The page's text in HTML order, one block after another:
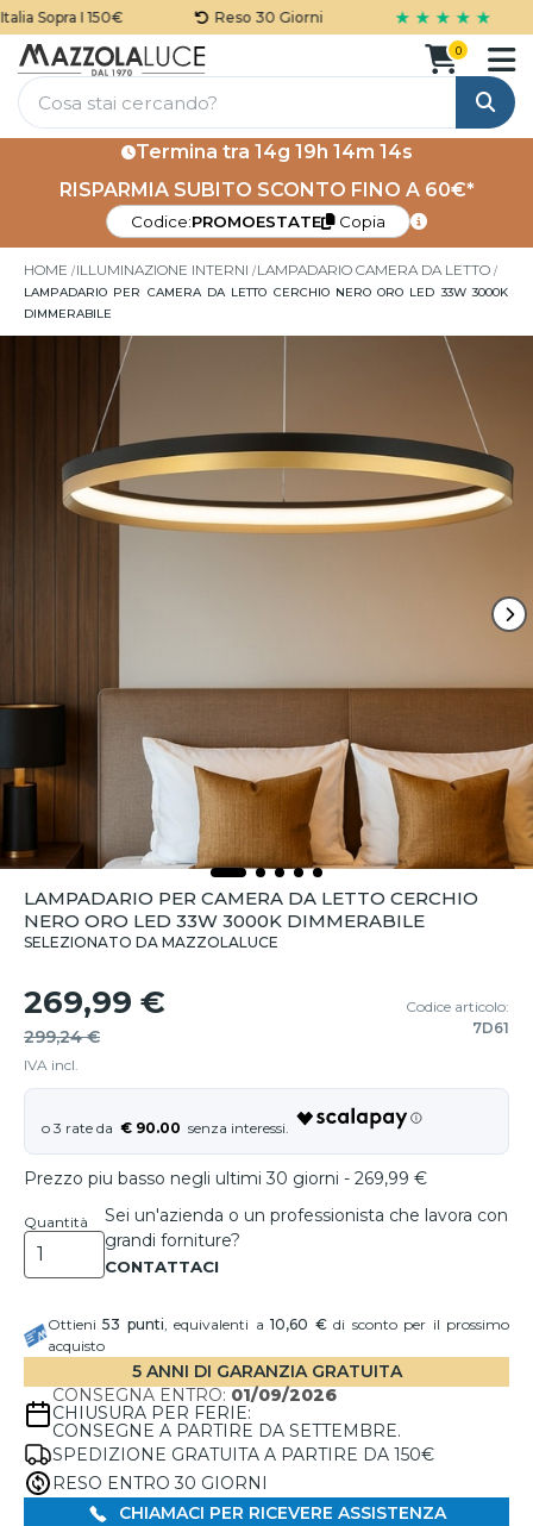
Sopra I 150€ Reso 30 Giorni ★ ★ ★ ★ ★
Cerca
0
Termina tra14g 19h 14m 13s
RISPARMIA SUBITO SCONTO FINO A 60€*
Codice:PROMOESTATE Copia
HOME ILLUMINAZIONE INTERNI LAMPADARIO CAMERA DA LETTO
LAMPADARIO PER CAMERA DA LETTO CERCHIO NERO ORO LED 33W 3000K
DIMMERABILE
LAMPADARIO PER CAMERA DA LETTO CERCHIO
NERO ORO LED 33W 3000K DIMMERABILE
SELEZIONATO DA MAZZOLALUCE
269,99 €
299,24 €
IVA incl.
Codice articolo:
7D61
€ 90.00
Prezzo piu basso negli ultimi 30 giorni - 269,99 €
Quantità
Sei un'azienda o un professionista che lavora con
grandi forniture?
Ottieni53 punti, equivalenti a10,60 €di sconto per il prossimo
acquisto
5 ANNI DI GARANZIA GRATUITA
CONSEGNA ENTRO: 01/09/2026
CHIUSURA PER FERIE:
CONSEGNE A PARTIRE DA SETTEMBRE.
SPEDIZIONE GRATUITA A PARTIRE DA 150€
RESO ENTRO 30 GIORNI
CHIAMACI PER RICEVERE ASSISTENZA